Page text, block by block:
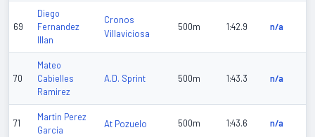
69
Diego
Fernandez
Illan
Cronos
Villaviciosa
500m 1:42.9 n/a
70
Mateo
Cabielles
Ramirez
A.D. Sprint 500m 1:43.3 n/a
71
Martin Perez
Garcia
At Pozuelo 500m 1:43.6 n/a